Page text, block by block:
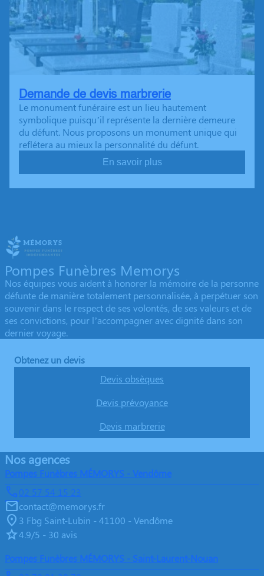
Demande de devis marbrerie
Le monument funéraire est un lieu hautement
symbolique puisqu’il représente la dernière demeure
du défunt. Nous proposons un monument unique qui
reflétera au mieux la personnalité du défunt.
En savoir plus
Pompes Funèbres Memorys
Nos équipes vous aident à honorer la mémoire de la personne
défunte de manière totalement personnalisée, à perpétuer son
souvenir dans le respect de ses volontés, de ses valeurs et de
ses convictions, pour l’accompagner avec dignité dans son
dernier voyage.
Obtenez un devis
Devis obsèques
Devis prévoyance
Devis marbrerie
Nos agences
Pompes Funèbres MÉMORYS - Vendôme
02 57 54 15 23
contact@memorys.fr
3 Fbg Saint-Lubin - 41100 - Vendôme
4.9/5 - 30 avis
Pompes Funèbres MÉMORYS - Saint-Laurent-Nouan